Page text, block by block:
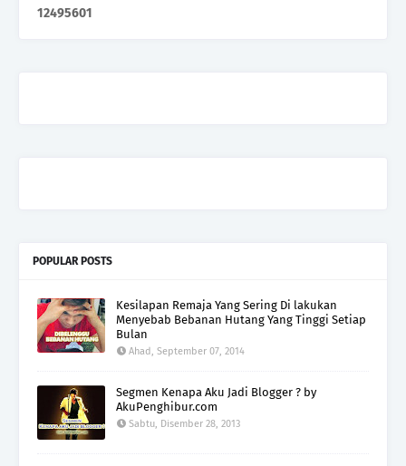
12495601
POPULAR POSTS
Kesilapan Remaja Yang Sering Di lakukan
Menyebab Bebanan Hutang Yang Tinggi Setiap
Bulan
Ahad, September 07, 2014
Segmen Kenapa Aku Jadi Blogger ? by
AkuPenghibur.com
Sabtu, Disember 28, 2013